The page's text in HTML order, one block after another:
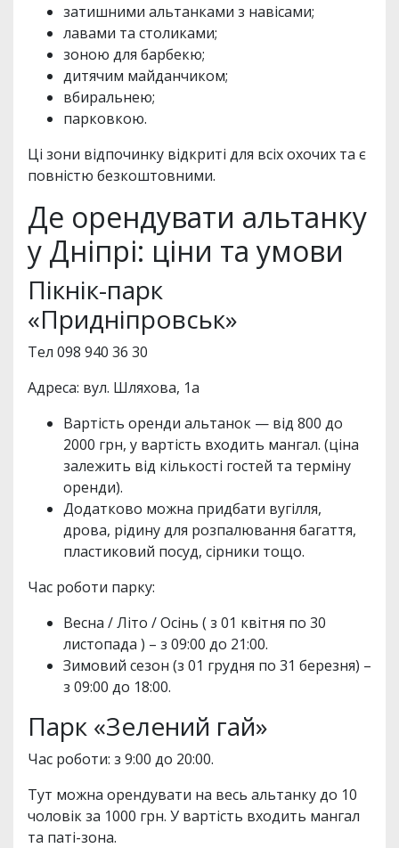
затишними альтанками з навісами;
лавами та столиками;
зоною для барбекю;
дитячим майданчиком;
вбиральнею;
парковкою.
Ці зони відпочинку відкриті для всіх охочих та є
повністю безкоштовними.
Де орендувати альтанку
у Дніпрі: ціни та умови
Пікнік-парк
«Придніпровськ»
Тел 098 940 36 30
Адреса: вул. Шляхова, 1а
Вартість оренди альтанок — від 800 до
2000 грн, у вартість входить мангал. (ціна
залежить від кількості гостей та терміну
оренди).
Додатково можна придбати вугілля,
дрова, рідину для розпалювання багаття,
пластиковий посуд, сірники тощо.
Час роботи парку:
Весна / Літо / Осінь ( з 01 квітня по 30
листопада ) – з 09:00 до 21:00.
Зимовий сезон (з 01 грудня по 31 березня) –
з 09:00 до 18:00.
Парк «Зелений гай»
Час роботи: з 9:00 до 20:00.
Тут можна орендувати на весь альтанку до 10
чоловік за 1000 грн. У вартість входить мангал
та паті-зона.